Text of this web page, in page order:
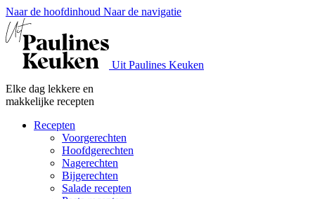
Naar de hoofdinhoud Naar de navigatie
Uit Paulines Keuken
Elke dag lekkere en
makkelijke recepten
Recepten
Voorgerechten
Hoofdgerechten
Nagerechten
Bijgerechten
Salade recepten